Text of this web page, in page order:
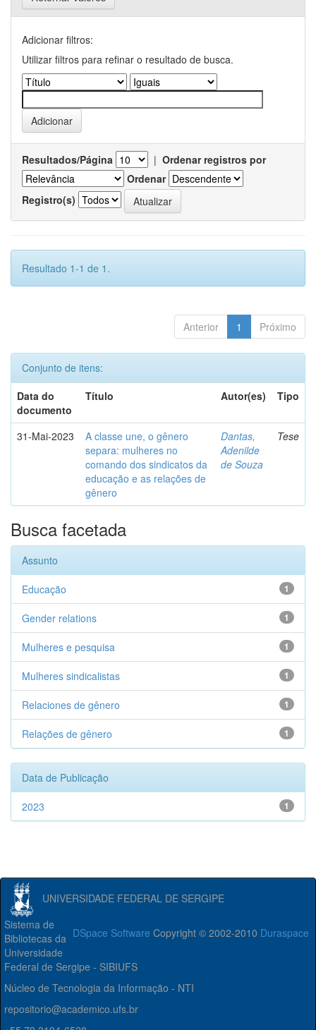
Adicionar filtros:
Utilizar filtros para refinar o resultado de busca.
Resultados/Página | Ordenar registros por
Ordenar
Registro(s)
Resultado 1-1 de 1.
Anterior 1 Próximo
Conjunto de itens:
Data do
documento
Título Autor(es) Tipo
31-Mai-2023
A classe une, o gênero
separa: mulheres no
comando dos sindicatos da
educação e as relações de
gênero
Dantas,
Adenilde
de Souza
Tese
Busca facetada
Assunto
1
Educação
1
Gender relations
1
Mulheres e pesquisa
1
Mulheres sindicalistas
1
Relaciones de gênero
1
Relações de gênero
Data de Publicação
1
2023
UNIVERSIDADE FEDERAL DE SERGIPE
DSpace Software Copyright © 2002-2010 Duraspace
Sistema de
Bibliotecas da
Universidade
Federal de Sergipe - SIBIUFS
Núcleo de Tecnologia da Informação - NTI
repositorio@academico.ufs.br